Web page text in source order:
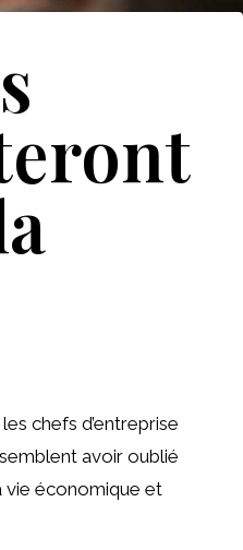
chefs d’entreprise
avoir oublié
vie économique et